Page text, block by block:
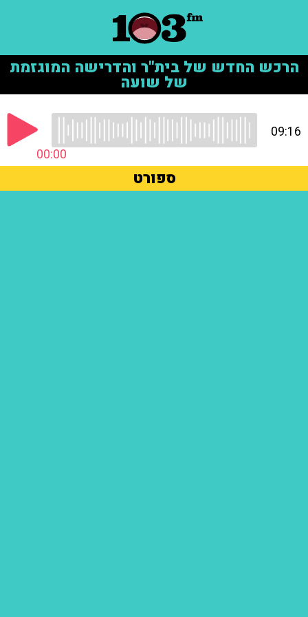
הרכש החדש של בית"ר והדרישה המוגזמת
של שועה
00:00
09:16
ספורט